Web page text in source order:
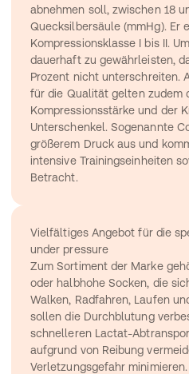
abnehmen soll, zwischen 18
Quecksilbersäule (mmHg). Er
Kompressionsklasse I bis II.
dauerhaft zu gewährleisten,
Prozent nicht unterschreiten.
für die Qualität gelten zudem
Kompressionsstärke und der
Unterschenkel. Sogenannte
größerem Druck aus und
intensive Trainingseinheiten
Betracht.
Vielfältiges Angebot für die
under pressure
Zum Sortiment der Marke
oder halbhohe Socken, die
Walken, Radfahren, Laufen
sollen die Durchblutung
schnelleren Lactat-
aufgrund von Reibung
Verletzungsgefahr